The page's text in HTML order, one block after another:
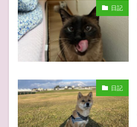
日記
日記